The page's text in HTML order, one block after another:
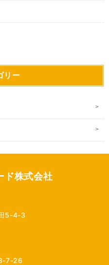
リー
ド株式会社
5-4-3
7-26